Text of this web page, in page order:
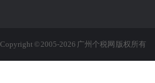
Copyright © 2005-2026 广州个税网 版权所有